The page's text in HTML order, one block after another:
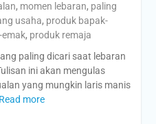
, momen lebaran, paling
usaha, produk bapak-
emak, produk remaja
paling dicari saat lebaran
ini akan mengulas
yang mungkin laris manis
Read more